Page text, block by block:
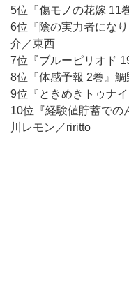
5位『傷モノの花嫁 11
6位『陰の実力者にな
介／東西
7位『ブルーピリオド
8位『体感予報 2巻』鯛
9位『ときめきトゥナ
10位『経験値貯蓄での
川レモン／riritto